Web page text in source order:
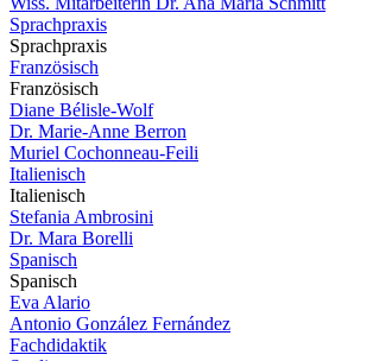
Sprachpraxis
Sprachpraxis
Französisch
Französisch
Diane Bélisle-Wolf
Dr. Marie-Anne Berron
Muriel Cochonneau-Feili
Italienisch
Italienisch
Stefania Ambrosini
Dr. Mara Borelli
Spanisch
Spanisch
Eva Alario
Antonio González Fernández
Fachdidaktik